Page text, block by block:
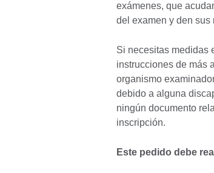
exámenes, que
del examen y den sus
Si necesitas medidas
instrucciones de más
organismo
debido a alguna
ningún documento
inscripción.
Este pedido debe